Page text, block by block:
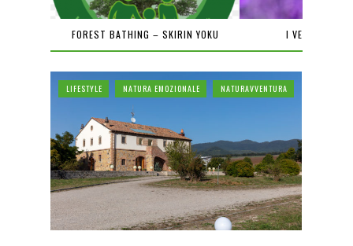
FOREST BATHING – SKIRIN YOKU I VENERDÌ
LIFESTYLE NATURA EMOZIONALE NATURAVVENTURA